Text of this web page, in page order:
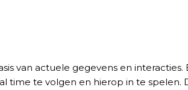
van actuele gegevens en interacties.
time te volgen en hierop in te spelen.